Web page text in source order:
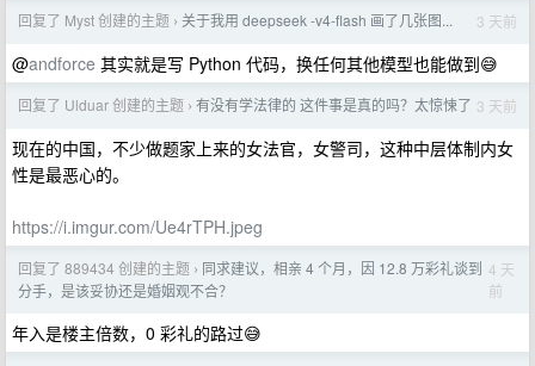
回复了 Myst 创建的主题 › 关于我用 deepseek -v4-flash 画了几张图... 3 天前
@andforce 其实就是写 Python 代码，换任何其他模型也能做到😅
回复了 Ulduar 创建的主题 › 有没有学法律的 这件事是真的吗？太惊悚了 3 天前
现在的中国，不少做题家上来的女法官，女警司，这种中层体制内女
性是最恶心的。
https://i.imgur.com/Ue4rTPH.jpeg
回复了 889434 创建的主题 › 同求建议，相亲 4 个月，因 12.8 万彩礼谈到
分手，是该妥协还是婚姻观不合？
4 天
前
年入是楼主倍数，0 彩礼的路过😅